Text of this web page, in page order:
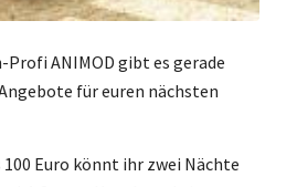
ANIMOD gibt es gerade
für euren nächsten
Euro könnt ihr zwei Nächte